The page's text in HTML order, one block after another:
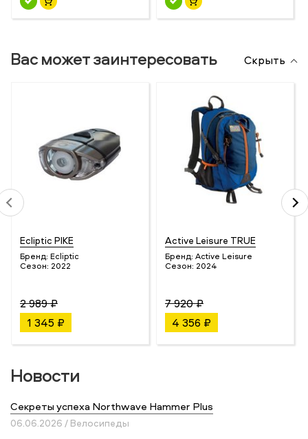
Вас может заинтересовать Скрыть
Ecliptic PIKE
Бренд: Ecliptic
Сезон: 2022
2 989 ₽
1 345 ₽
Active Leisure TRUE
Бренд: Active Leisure
Сезон: 2024
7 920 ₽
4 356 ₽
Новости
Секреты успеха Northwave Hammer Plus
06.06.2026 / Велосипеды